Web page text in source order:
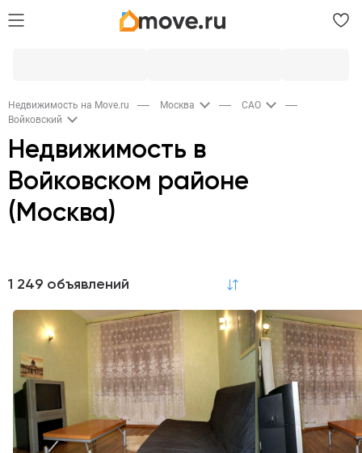
Недвижимость на Move.ru Москва
САО
Войковский
Недвижимость в
Войковском районе
(Москва)
Гаражи
Новостройки
Квартиры в новостройках 690
Аренда
Квартиры 160 Комнаты Коммерческая 116
Гаражи
Квартиры на сутки
Посуточно
1 249 объявленийпо релевантности